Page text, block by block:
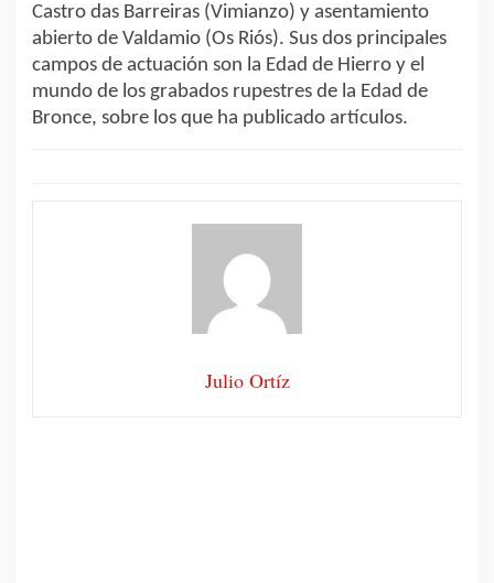
Castro das Barreiras (Vimianzo) y asentamiento
abierto de Valdamio (Os Riós). Sus dos principales
campos de actuación son la Edad de Hierro y el
mundo de los grabados rupestres de la Edad de
Bronce, sobre los que ha publicado artículos.
Julio Ortíz